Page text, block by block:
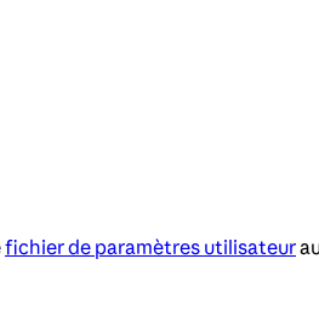
fichier de paramètres utilisateur